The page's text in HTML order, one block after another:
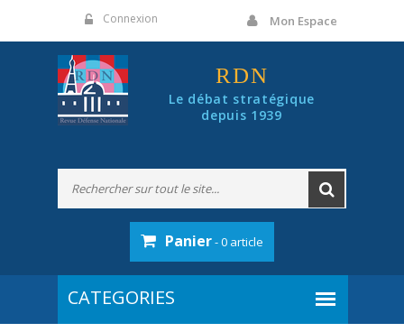
Connexion Mon Espace
RDN
Le débat stratégique
depuis 1939
Panier- 0 article